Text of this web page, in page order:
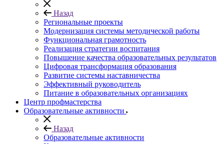
Назад
Региональные проекты
Модернизация системы методической работы
Функциональная грамотность
Реализация стратегии воспитания
Повышение качества образовательных результатов
Цифровая трансформация образования
Развитие системы наставничества
Эффективный руководитель
Питание в образовательных организациях
Центр профмастерства
Образовательные активности
Назад
Образовательные активности